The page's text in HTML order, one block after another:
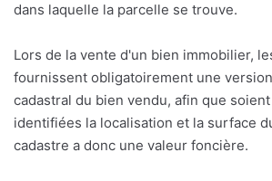
dans laquelle la parcelle se trouve.
Lors de la vente d'un bien immobilier,
fournissent obligatoirement une
cadastral du bien vendu, afin que
identifiées la localisation et la surface
cadastre a donc une valeur foncière.